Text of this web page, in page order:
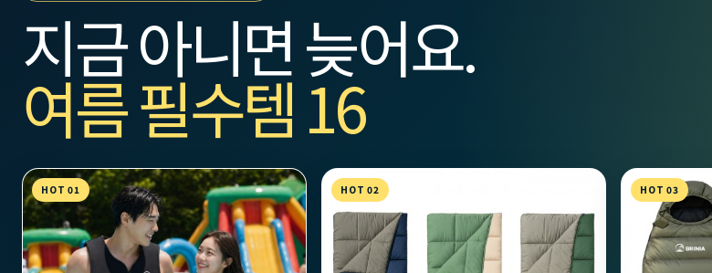
지금 아니면 늦어요.
여름 필수템 16
HOT 01 HOT 02 HOT 03